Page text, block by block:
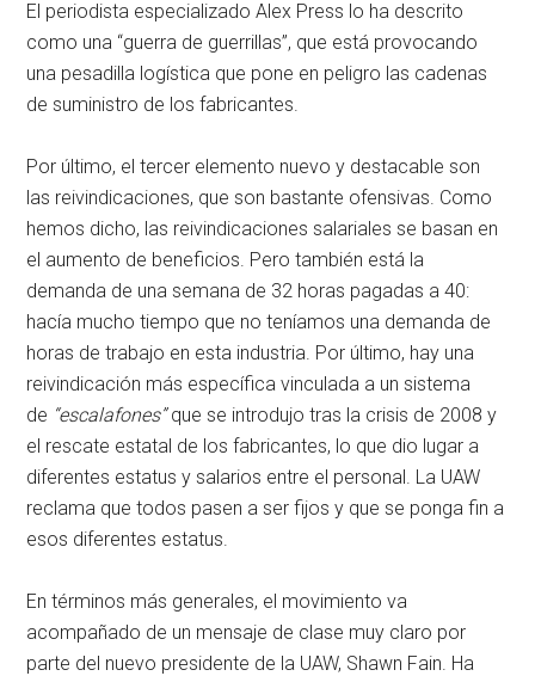
El periodista especializado Alex Press lo ha descrito
como una “guerra de guerrillas”, que está provocando
una pesadilla logística que pone en peligro las cadenas
de suministro de los fabricantes.
Por último, el tercer elemento nuevo y destacable son
las reivindicaciones, que son bastante ofensivas. Como
hemos dicho, las reivindicaciones salariales se basan en
el aumento de beneficios. Pero también está la
demanda de una semana de 32 horas pagadas a 40:
hacía mucho tiempo que no teníamos una demanda de
horas de trabajo en esta industria. Por último, hay una
reivindicación más específica vinculada a un sistema
de “escalafones”que se introdujo tras la crisis de 2008 y
el rescate estatal de los fabricantes, lo que dio lugar a
diferentes estatus y salarios entre el personal. La UAW
reclama que todos pasen a ser fijos y que se ponga fin a
esos diferentes estatus.
En términos más generales, el movimiento va
acompañado de un mensaje de clase muy claro por
parte del nuevo presidente de la UAW, Shawn Fain. Ha